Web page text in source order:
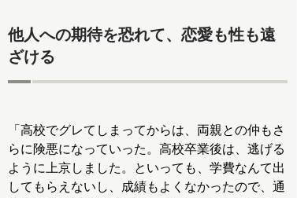
他人への期待を恐れて、恋愛も性も遠
ざける
「高校でグレてしまってからは、両親との仲もさ
らに険悪になっていった。高校卒業後は、逃げる
ように上京しました。といっても、学費なんて出
してもらえないし、成績もよくなかったので、通